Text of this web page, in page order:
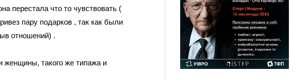
перестала что то чувствовать (
пару подарков , так как были
отношений) .
женщины, такого же типажа и